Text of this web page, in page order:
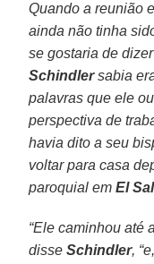
Quando a reunião
ainda não tinha
se gostaria de
Schindlersabia
palavras que ele
perspectiva de
havia dito a seu
voltar para casa
paroquial emEl
“Ele caminhou até
disseSchindler,